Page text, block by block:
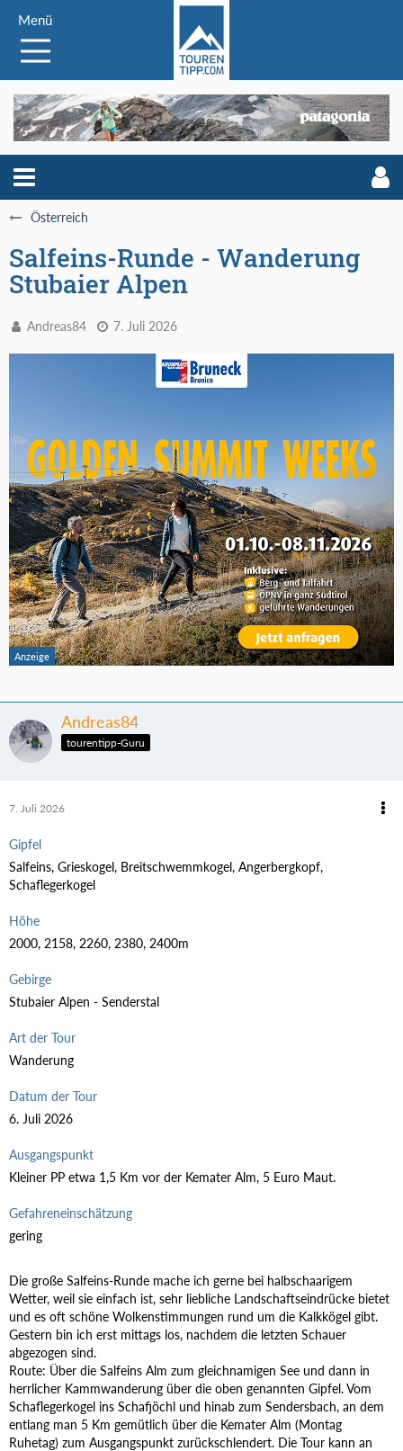
Menü
Österreich
Salfeins-Runde - Wanderung
Stubaier Alpen
Andreas84 7. Juli 2026
Andreas84
tourentipp-Guru
7. Juli 2026
Gipfel
Salfeins, Grieskogel, Breitschwemmkogel, Angerbergkopf,
Schaflegerkogel
Höhe
2000, 2158, 2260, 2380, 2400m
Gebirge
Stubaier Alpen - Senderstal
Art der Tour
Wanderung
Datum der Tour
6. Juli 2026
Ausgangspunkt
Kleiner PP etwa 1,5 Km vor der Kemater Alm, 5 Euro Maut.
Gefahreneinschätzung
gering
Die große Salfeins-Runde mache ich gerne bei halbschaarigem
Wetter, weil sie einfach ist, sehr liebliche Landschaftseindrücke bietet
und es oft schöne Wolkenstimmungen rund um die Kalkkögel gibt.
Gestern bin ich erst mittags los, nachdem die letzten Schauer
abgezogen sind.
Route: Über die Salfeins Alm zum gleichnamigen See und dann in
herrlicher Kammwanderung über die oben genannten Gipfel. Vom
Schaflegerkogel ins Schafjöchl und hinab zum Sendersbach, an dem
entlang man 5 Km gemütlich über die Kemater Alm (Montag
Ruhetag) zum Ausgangspunkt zurückschlendert. Die Tour kann an